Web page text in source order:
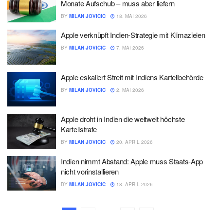
Monate Aufschub – muss aber liefern
BY MILAN JOVICIC 18. MAI 2026
Apple verknüpft Indien-Strategie mit Klimazielen
BY MILAN JOVICIC 7. MAI 2026
Apple eskaliert Streit mit Indiens Kartellbehörde
BY MILAN JOVICIC 2. MAI 2026
Apple droht in Indien die weltweit höchste
Kartellstrafe
BY MILAN JOVICIC 20. APRIL 2026
Indien nimmt Abstand: Apple muss Staats-App
nicht vorinstallieren
BY MILAN JOVICIC 18. APRIL 2026